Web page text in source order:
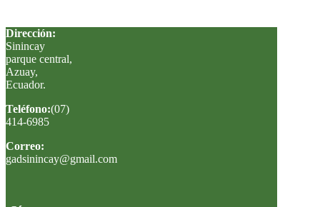
Dirección:
Sinincay
parque central,
Azuay,
Ecuador.
Teléfono:(07)
414-6985
Correo:
gadsinincay@gmail.com